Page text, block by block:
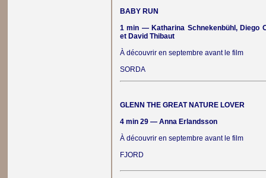
BABY RUN
1 min — Katharina Schnekenbühl, Diego
et David Thibaut
À découvrir en septembre avant le film
SORDA
GLENN THE GREAT NATURE LOVER
4 min 29 — Anna Erlandsson
À découvrir en septembre avant le film
FJORD